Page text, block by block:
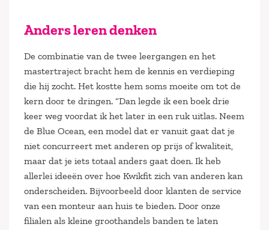
Anders leren denken
De combinatie van de twee leergangen en het
mastertraject bracht hem de kennis en verdieping
die hij zocht. Het kostte hem soms moeite om tot de
kern door te dringen. “Dan legde ik een boek drie
keer weg voordat ik het later in een ruk uitlas. Neem
de Blue Ocean, een model dat er vanuit gaat dat je
niet concurreert met anderen op prijs of kwaliteit,
maar dat je iets totaal anders gaat doen. Ik heb
allerlei ideeën over hoe Kwikfit zich van anderen kan
onderscheiden. Bijvoorbeeld door klanten de service
van een monteur aan huis te bieden. Door onze
filialen als kleine groothandels banden te laten